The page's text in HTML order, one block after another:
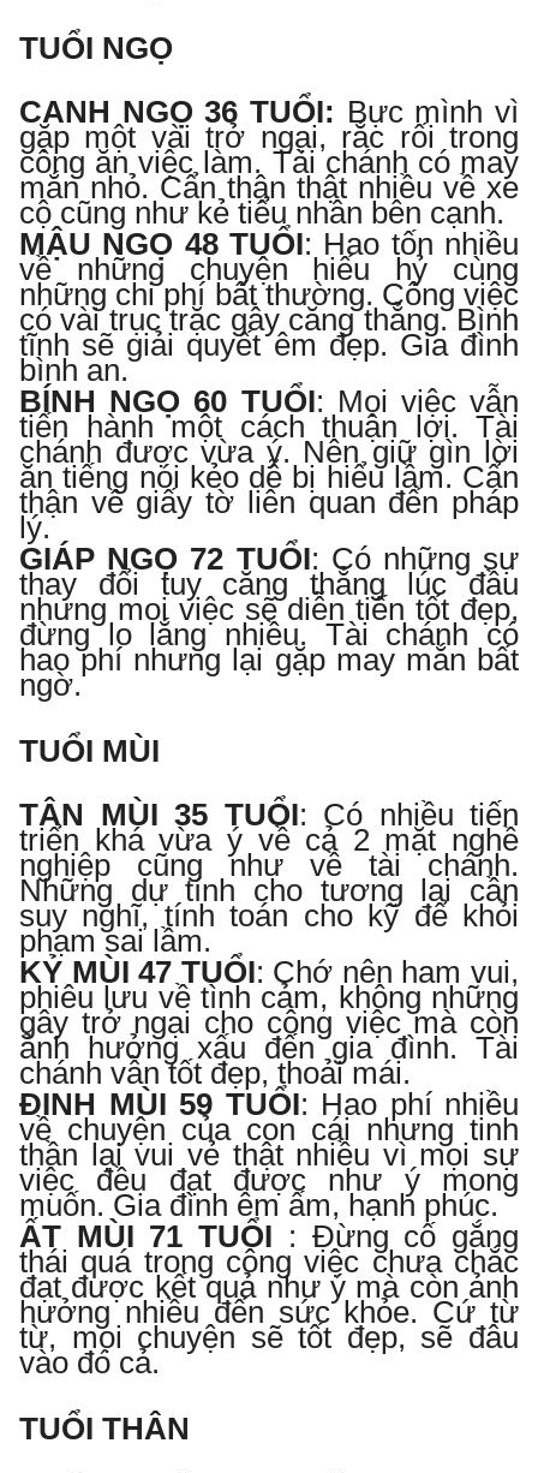
TUỔI NGỌ
CANH NGỌ 36 TUỔI: Bực mình vì
gặp một vài trở ngại, rắc rối trong
công ăn việc làm. Tài chánh có may
mắn nhỏ. Cẩn thận thật nhiều về xe
cộ cũng như kẻ tiểu nhân bên cạnh.
MẬU NGỌ 48 TUỔI: Hao tốn nhiều
về những chuyện hiếu hỷ cùng
những chi phí bất thường. Công việc
có vài trục trặc gây căng thẳng. Bình
tĩnh sẽ giải quyết êm đẹp. Gia đình
bình an.
BÍNH NGỌ 60 TUỔI: Mọi việc vẫn
tiến hành một cách thuận lợi. Tài
chánh được vừa ý. Nên giữ gìn lời
ăn tiếng nói kẻo dễ bị hiểu lầm. Cẩn
thận về giấy tờ liên quan đến pháp
lý.
GIÁP NGỌ 72 TUỔI: Có những sự
thay đổi tuy căng thẳng lúc đầu
nhưng mọi việc sẽ diễn tiến tốt đẹp,
đừng lo lắng nhiều. Tài chánh có
hao phí nhưng lại gặp may mắn bất
ngờ.
TUỔI MÙI
TÂN MÙI 35 TUỔI: Có nhiều tiến
triển khá vừa ý về cả 2 mặt nghề
nghiệp cũng như về tài chánh.
Những dự tính cho tương lai cần
suy nghĩ, tính toán cho kỹ để khỏi
phạm sai lầm.
KỶ MÙI 47 TUỔI: Chớ nên ham vui,
phiêu lưu về tình cảm, không những
gây trở ngại cho công việc mà còn
ảnh hưởng xấu đến gia đình. Tài
chánh vẫn tốt đẹp, thoải mái.
ĐINH MÙI 59 TUỔI: Hao phí nhiều
về chuyện của con cái nhưng tinh
thần lại vui vẻ thật nhiều vì mọi sự
việc đều đạt được như ý mong
muốn. Gia đình êm ấm, hạnh phúc.
ẤT MÙI 71 TUỔI : Đừng cố gắng
thái quá trong công việc chưa chắc
đạt được kết quả như ý mà còn ảnh
hưởng nhiều đến sức khỏe. Cứ từ
từ, mọi chuyện sẽ tốt đẹp, sẽ đâu
vào đó cả.
TUỔI THÂN